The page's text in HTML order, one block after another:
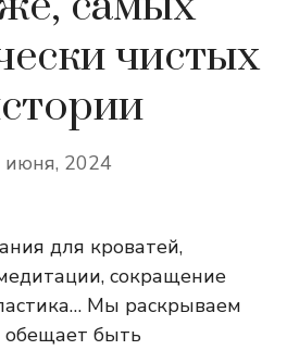
чистых
июня, 2024
для кроватей,
сокращение
Мы раскрываем
обещает быть